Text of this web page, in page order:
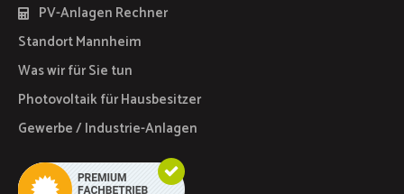
PV-Anlagen Rechner
Standort Mannheim
Was wir für Sie tun
Photovoltaik für Hausbesitzer
Gewerbe / Industrie-Anlagen